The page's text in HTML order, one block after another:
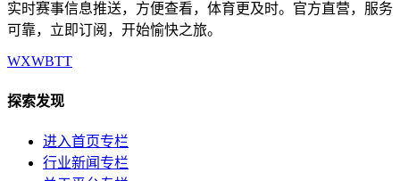
实时赛事信息推送，方便查看，体育更及时。官方直营，服务
可靠，立即订阅，开始愉快之旅。
WXWBTT
探索发现
进入首页专栏
行业新闻专栏